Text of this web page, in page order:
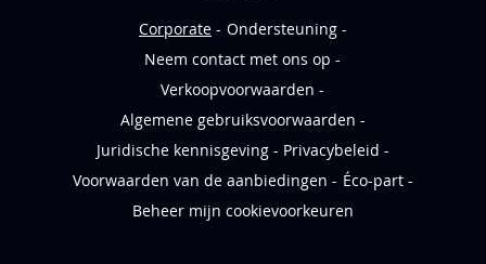
Corporate
Ondersteuning
Neem contact met ons op
Verkoopvoorwaarden
Algemene gebruiksvoorwaarden
Juridische kennisgeving
Privacybeleid
Voorwaarden van de aanbiedingen
Éco-part
Beheer mijn cookievoorkeuren